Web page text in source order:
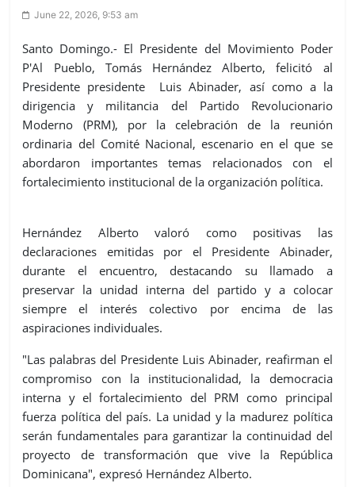
June 22, 2026, 9:53 am
Santo Domingo.- El Presidente del Movimiento Poder
P'Al Pueblo, Tomás Hernández Alberto, felicitó al
Presidente presidente Luis Abinader, así como a la
dirigencia y militancia del Partido Revolucionario
Moderno (PRM), por la celebración de la reunión
ordinaria del Comité Nacional, escenario en el que se
abordaron importantes temas relacionados con el
fortalecimiento institucional de la organización política.
Hernández Alberto valoró como positivas las
declaraciones emitidas por el Presidente Abinader,
durante el encuentro, destacando su llamado a
preservar la unidad interna del partido y a colocar
siempre el interés colectivo por encima de las
aspiraciones individuales.
"Las palabras del Presidente Luis Abinader, reafirman el
compromiso con la institucionalidad, la democracia
interna y el fortalecimiento del PRM como principal
fuerza política del país. La unidad y la madurez política
serán fundamentales para garantizar la continuidad del
proyecto de transformación que vive la República
Dominicana", expresó Hernández Alberto.